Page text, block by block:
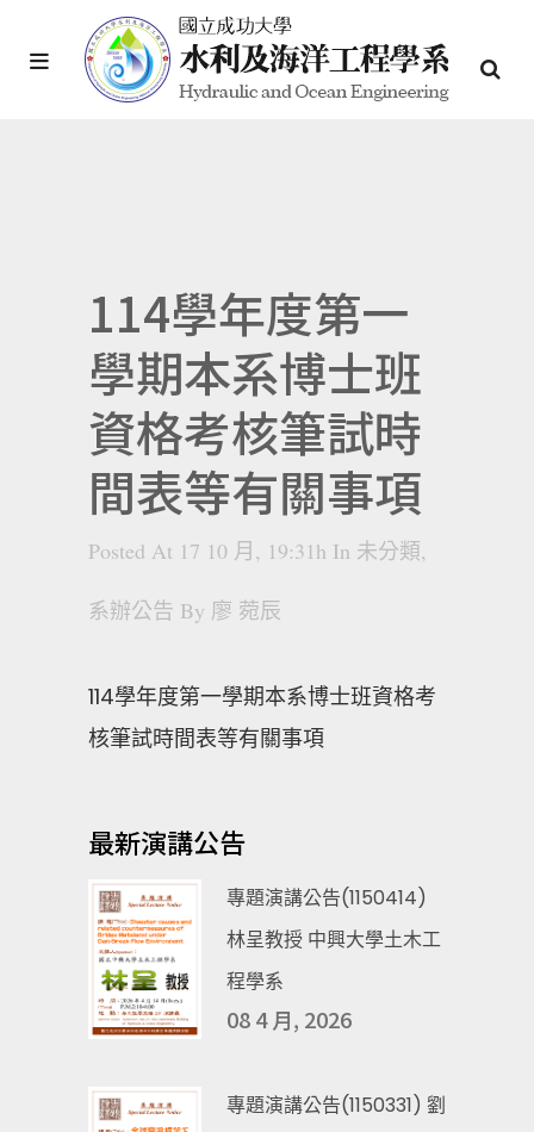
114學年度第一
學期本系博士班
資格考核筆試時
間表等有關事項
Posted At 17 10 月, 19:31h In 未分類,
系辦公告 By 廖 菀辰
114學年度第一學期本系博士班資格考
核筆試時間表等有關事項
最新演講公告
專題演講公告(1150414)
林呈教授 中興大學土木工
程學系
08 4 月, 2026
專題演講公告(1150331) 劉